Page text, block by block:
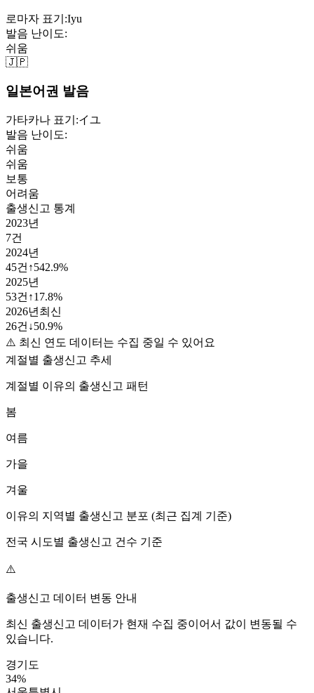
로마자 표기:Iyu
발음 난이도:
쉬움
🇯🇵
일본어권 발음
가타카나 표기:イユ
발음 난이도:
쉬움
쉬움
보통
어려움
출생신고 통계
2023년
7건
2024년
45건 ↑542.9%
2025년
53건 ↑17.8%
2026년 최신
26건 ↓50.9%
⚠️ 최신 연도 데이터는 수집 중일 수 있어요
계절별 출생신고 추세
계절별 이유의 출생신고 패턴
봄
여름
가을
겨울
이유의 지역별 출생신고 분포 (최근 집계 기준)
전국 시도별 출생신고 건수 기준
⚠️
출생신고 데이터 변동 안내
최신 출생신고 데이터가 현재 수집 중이어서 값이 변동될 수
있습니다.
경기도
34%